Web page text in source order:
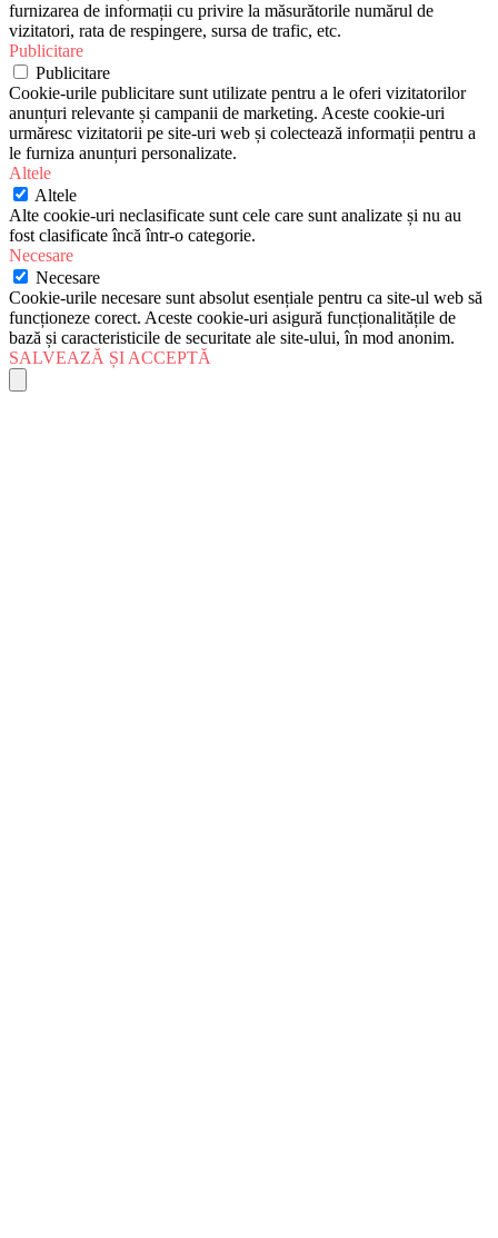
furnizarea de informații cu privire la măsurătorile numărul de
vizitatori, rata de respingere, sursa de trafic, etc.
Publicitare
Publicitare
Cookie-urile publicitare sunt utilizate pentru a le oferi vizitatorilor
anunțuri relevante și campanii de marketing. Aceste cookie-uri
urmăresc vizitatorii pe site-uri web și colectează informații pentru a
le furniza anunțuri personalizate.
Altele
Altele
Alte cookie-uri neclasificate sunt cele care sunt analizate și nu au
fost clasificate încă într-o categorie.
Necesare
Necesare
Cookie-urile necesare sunt absolut esențiale pentru ca site-ul web să
funcționeze corect. Aceste cookie-uri asigură funcționalitățile de
bază și caracteristicile de securitate ale site-ului, în mod anonim.
SALVEAZĂ ȘI ACCEPTĂ